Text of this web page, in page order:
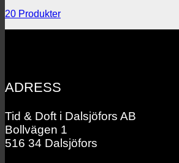
20 Produkter
ADRESS
Tid & Doft i Dalsjöfors AB
Bollvägen 1
516 34 Dalsjöfors